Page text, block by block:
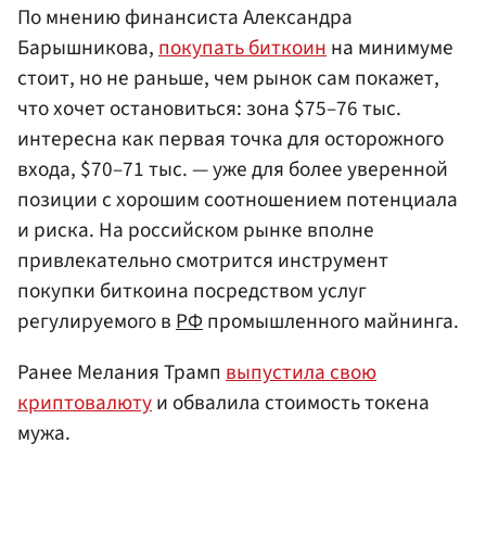
По мнению финансиста Александра
Барышникова,покупать биткоинна минимуме
стоит, но не раньше, чем рынок сам покажет,
что хочет остановиться: зона $75–76 тыс.
интересна как первая точка для осторожного
входа, $70–71 тыс. — уже для более уверенной
позиции с хорошим соотношением потенциала
и риска. На российском рынке вполне
привлекательно смотрится инструмент
покупки биткоина посредством услуг
регулируемого вРФпромышленного майнинга.
Ранее Мелания Трамп выпустила свою
криптовалютуи обвалила стоимость токена
мужа.